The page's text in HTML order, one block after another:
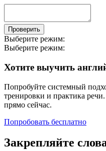
Проверить
Выберите режим:
Выберите режим:
Хотите выучить
Попробуйте системный
тренировки и практика
прямо сейчас.
Попробовать бесплатно
Закрепляйте